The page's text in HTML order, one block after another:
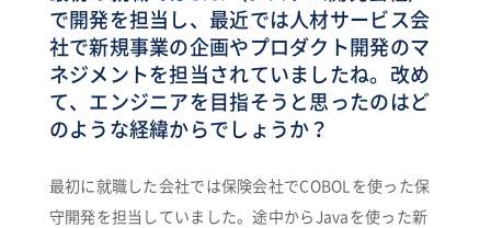
で開発を担当し、最近では人材サービス会
社で新規事業の企画やプロダクト開発のマ
ネジメントを担当されていましたね。改め
て、エンジニアを目指そうと思ったのはど
のような経緯からでしょうか？
最初に就職した会社では保険会社でCOBOLを使った保
守開発を担当していました。途中からJavaを使った新